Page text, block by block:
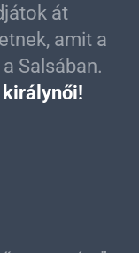
át
amit a
Salsában.